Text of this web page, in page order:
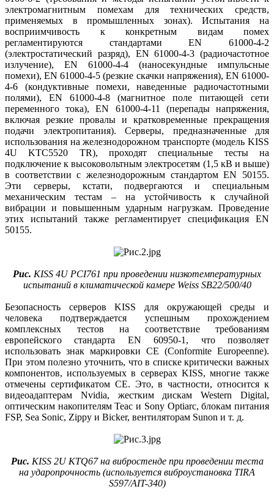
электромагнитным помехам для технических средств,
применяемых в промышленных зонах). Испытания на
восприимчивость к конкретным видам помех
регламентируются стандартами EN 61000-4-2
(электростатический разряд), EN 61000-4-3 (радиочастотное
излучение), EN 61000-4-4 (наносекундные импульсные
помехи), EN 61000-4-5 (резкие скачки напряжения), EN 61000-
4-6 (кондуктивные помехи, наведенные радиочастотными
полями), EN 61000-4-8 (магнитное поле питающей сети
переменного тока), EN 61000-4-11 (перепады напряжения,
включая резкие провалы и кратковременные прекращения
подачи электропитания). Серверы, предназначенные для
использования на железнодорожном транспорте (модель KISS
4U KTC5520 TR), проходят специальные тесты на
подключение к высоковольтным электросетям (1,5 кВ и выше)
в соответствии с железнодорожным стандартом EN 50155.
Эти серверы, кстати, подвергаются и специальным
механическим тестам – на устойчивость к случайной
вибрации и повышенным ударным нагрузкам. Проведение
этих испытаний также регламентирует спецификация EN
50155.
Рис. KISS 4U PCI761 при проведении низкотемпературных
испытаний в климатической камере Weiss SB22/500/40
Безопасность серверов KISS для окружающей среды и
человека подтверждается успешным прохож­дением
комплексных тестов на соответствие требованиям
европейского стандарта EN 60950-1, что позволяет
использовать знак маркировки CE (Conformite Europeenne).
При этом полезно уточнить, что в списке критически важных
компонентов, используемых в серверах KISS, многие также
отмечены сертификатом CE. Это, в частности, относится к
видео­адаптерам Nvidia, жестким дискам Western Digital,
оптическим накопителям Teac и Sony Optiarc, блокам питания
FSP, Sea Sonic, Zippy и Bicker, вентиляторам Sunon и т. д.
Рис. KISS 2U KTQ67 на вибростенде при проведении теста
на ударопрочность (используется виброустановка TIRA
S597/AIT-340)